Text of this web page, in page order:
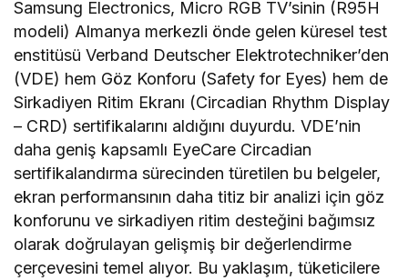
Samsung Electronics, Micro RGB TV’sinin (R95H
modeli) Almanya merkezli önde gelen küresel test
enstitüsü Verband Deutscher Elektrotechniker’den
(VDE) hem Göz Konforu (Safety for Eyes) hem de
Sirkadiyen Ritim Ekranı (Circadian Rhythm Display
– CRD) sertifikalarını aldığını duyurdu. VDE’nin
daha geniş kapsamlı EyeCare Circadian
sertifikalandırma sürecinden türetilen bu belgeler,
ekran performansının daha titiz bir analizi için göz
konforunu ve sirkadiyen ritim desteğini bağımsız
olarak doğrulayan gelişmiş bir değerlendirme
çerçevesini temel alıyor. Bu yaklaşım, tüketicilere